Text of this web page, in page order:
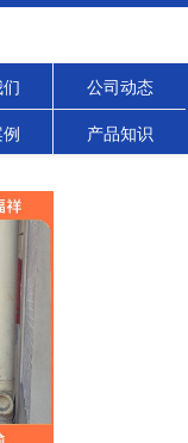
公司动态
产品知识